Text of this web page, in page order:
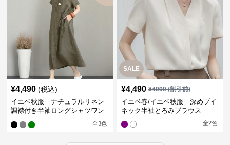
¥4,490 (税込)
イエベ秋服 ナチュラルリネン
調襟付き半袖ロングシャツワン
全3色
SALE
¥4,490 ¥4990(割引前)
イエベ春/イエベ秋服 深めブイ
ネック半袖とろみブラウス
全2色